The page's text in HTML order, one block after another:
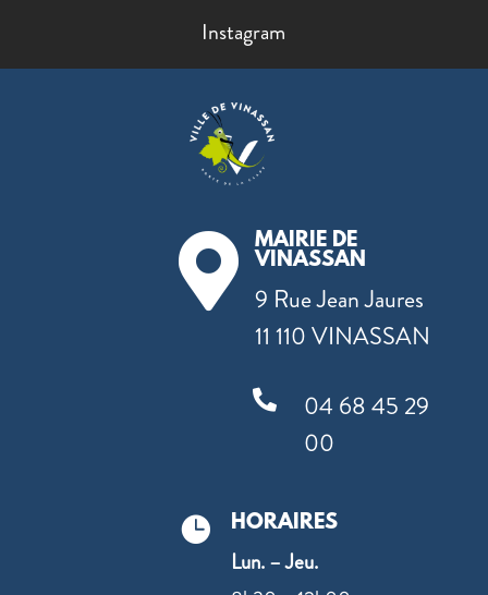
Instagram

MAIRIE DE
VINASSAN
9 Rue Jean Jaures
11 110 VINASSAN

04 68 45 29
00
 HORAIRES
Lun. – Jeu.